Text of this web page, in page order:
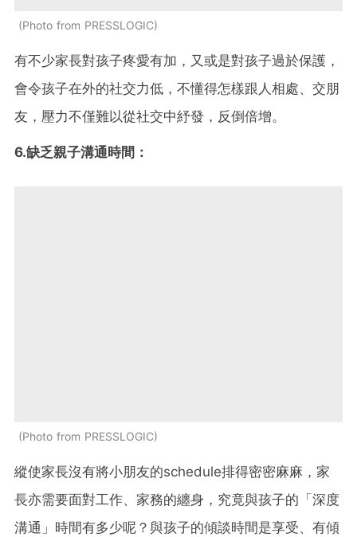
Photo from PRESSLOGIC
有不少家長對孩子疼愛有加，又或是對孩子過於保護，
會令孩子在外的社交力低，不懂得怎樣跟人相處、交朋
友，壓力不僅難以從社交中紓發，反倒倍增。
6.缺乏親子溝通時間：
Photo from PRESSLOGIC
縱使家長沒有將小朋友的schedule排得密密麻麻，家
長亦需要面對工作、家務的纏身，究竟與孩子的「深度
溝通」時間有多少呢？與孩子的傾談時間是享受、有傾